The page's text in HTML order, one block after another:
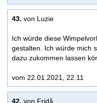
43. von Luzie
Ich würde diese
gestalten. Ich würde mich
dazu zukommen lassen
vom 22.01.2021, 22.11
42. von Fridå